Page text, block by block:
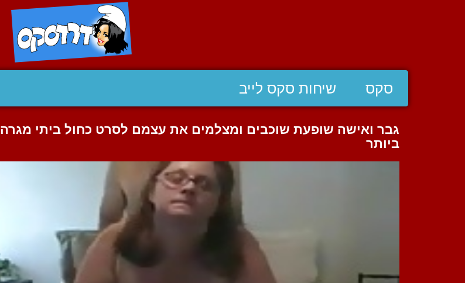
סקס שיחות סקס לייב
גבר ואישה שופעת שוכבים ומצלמים את עצמם לסרט כחול ביתי מגרה
ביותר